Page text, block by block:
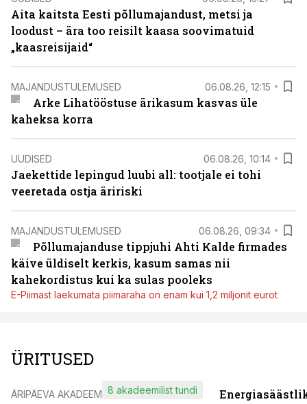
Aita kaitsta Eesti põllumajandust, metsi ja
loodust – ära too reisilt kaasa soovimatuid
„kaasreisijaid“
MAJANDUSTULEMUSED 06.08.26, 12:15
Arke Lihatööstuse ärikasum kasvas üle
kaheksa korra
UUDISED 06.08.26, 10:14
Jaekettide lepingud luubi all: tootjale ei tohi
veeretada ostja äririski
MAJANDUSTULEMUSED 06.08.26, 09:34
Põllumajanduse tippjuhi Ahti Kalde firmades
käive üldiselt kerkis, kasum samas nii
kahekordistus kui ka sulas pooleks
E-Piimast laekumata piimaraha on enam kui 1,2 miljonit eurot
ÜRITUSED
ÄRIPÄEVA AKADEEMIA8 akadeemilist tundi